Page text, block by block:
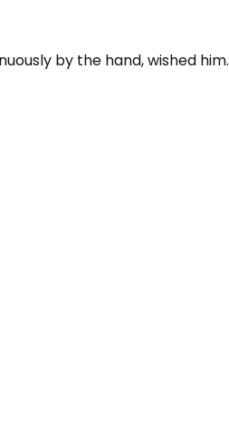
by the hand, wished him.